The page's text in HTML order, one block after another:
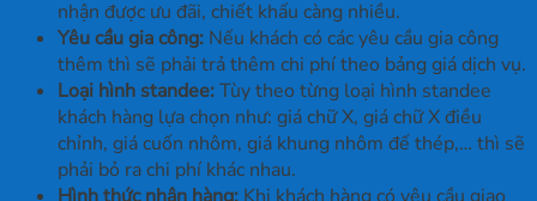
nhận được ưu đãi, chiết khấu càng nhiều.
Yêu cầu gia công: Nếu khách có các yêu cầu gia công
thêm thì sẽ phải trả thêm chi phí theo bảng giá dịch vụ.
Loại hình standee:Tùy theo từng loại hình standee
khách hàng lựa chọn như: giá chữ X, giá chữ X điều
chỉnh, giá cuốn nhôm, giá khung nhôm đế thép,… thì sẽ
phải bỏ ra chi phí khác nhau.